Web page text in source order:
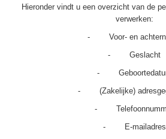
Hieronder vindt u een overzicht van de
verwerken:
- Voor- en
- Geslacht
-
- (Zakelijke)
-
- E-mailadres